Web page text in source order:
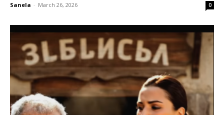
Sanela - March 26, 2026 0